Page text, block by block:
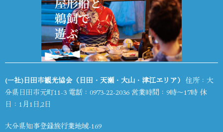
(一社)日田市観光協会（日田・天瀬・大山・津江エリア） 住所：大
分県日田市元町11-3 電話： 0973-22-2036 営業時間：9時～17時 休
日：1月1日,2日
大分県知事登録旅行業地域-169